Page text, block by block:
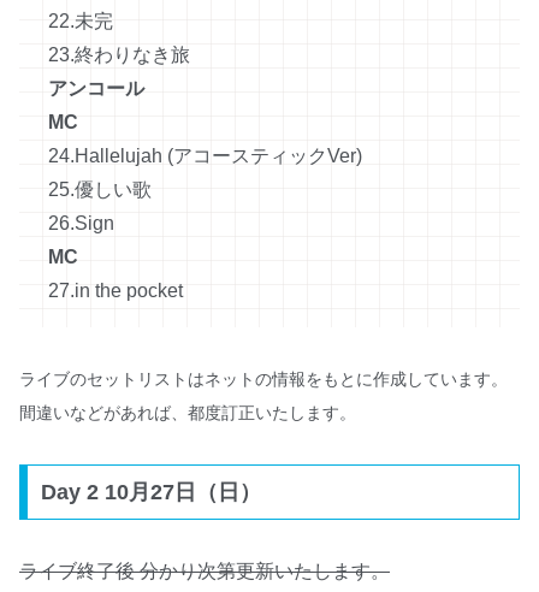
22.未完
23.終わりなき旅
アンコール
MC
24.Hallelujah (アコースティックVer)
25.優しい歌
26.Sign
MC
27.in the pocket
ライブのセットリストはネットの情報をもとに作成しています。
間違いなどがあれば、都度訂正いたします。
Day 2 10月27日（日）
ライブ終了後 分かり次第更新いたします。